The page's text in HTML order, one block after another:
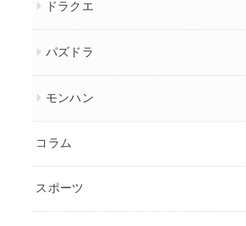
ドラクエ
パズドラ
モンハン
コラム
スポーツ